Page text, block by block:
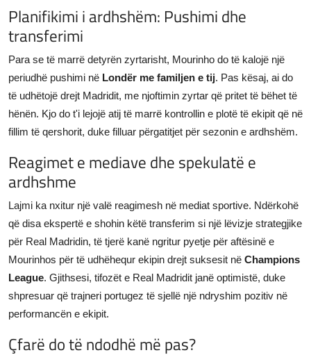
Planifikimi i ardhshëm: Pushimi dhe
transferimi
Para se të marrë detyrën zyrtarisht, Mourinho do të kalojë një
periudhë pushimi në Londër me familjen e tij. Pas kësaj, ai do
të udhëtojë drejt Madridit, me njoftimin zyrtar që pritet të bëhet të
hënën. Kjo do t'i lejojë atij të marrë kontrollin e plotë të ekipit që në
fillim të qershorit, duke filluar përgatitjet për sezonin e ardhshëm.
Reagimet e mediave dhe spekulatë e
ardhshme
Lajmi ka nxitur një valë reagimesh në mediat sportive. Ndërkohë
që disa ekspertë e shohin këtë transferim si një lëvizje strategjike
për Real Madridin, të tjerë kanë ngritur pyetje për aftësinë e
Mourinhos për të udhëhequr ekipin drejt suksesit në Champions
League. Gjithsesi, tifozët e Real Madridit janë optimistë, duke
shpresuar që trajneri portugez të sjellë një ndryshim pozitiv në
performancën e ekipit.
Çfarë do të ndodhë më pas?